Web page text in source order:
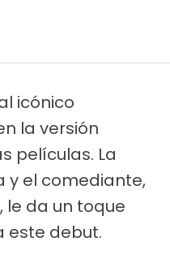
icónico
la versión
películas. La
y el comediante,
le da un toque
este debut.